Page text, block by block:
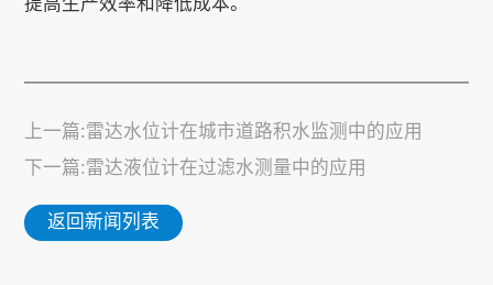
上一篇:雷达水位计在城市道路积水监测中的应用
下一篇:雷达液位计在过滤水测量中的应用
返回新闻列表